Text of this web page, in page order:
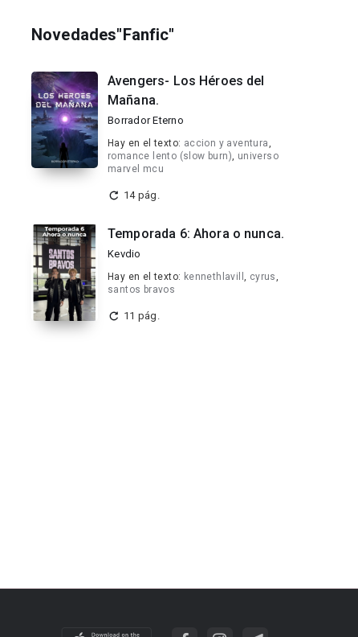
Novedades"Fanfic"
Avengers- Los Héroes del
Mañana.
Borrador Eterno
Hay en el texto: accion y aventura,
romance lento (slow burn), universo
marvel mcu
14 pág.
Temporada 6: Ahora o nunca.
Kevdio
Hay en el texto: kennethlavill, cyrus,
santos bravos
11 pág.